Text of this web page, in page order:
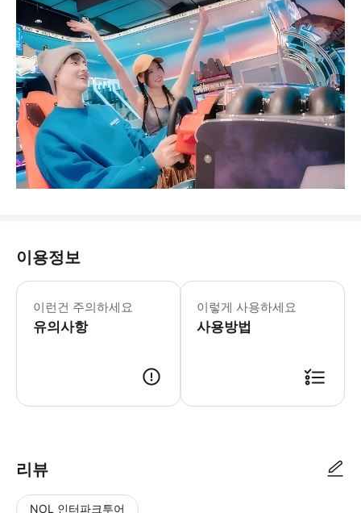
이용정보
이런건 주의하세요
유의사항
영업시간: 월요일~목요일, 일요일
* 스타레전드 – 트렌디한 놀이 공간
이렇게 사용하세요
사용방법
리뷰
NOL 인터파크투어